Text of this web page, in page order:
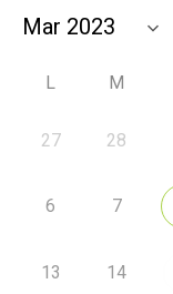
L M
27 28
6 7
13 14